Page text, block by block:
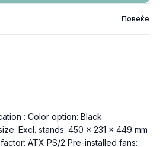
Повеќе
: Color option: Black
Excl. stands: 450 x 231 x 449 mm
ATX PS/2 Pre-installed fans: